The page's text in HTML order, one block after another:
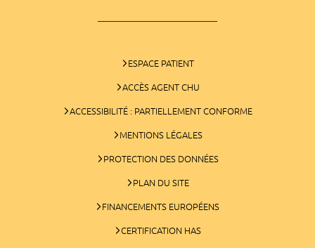
ESPACE PATIENT
ACCÈS AGENT CHU
ACCESSIBILITÉ : PARTIELLEMENT CONFORME
MENTIONS LÉGALES
PROTECTION DES DONNÉES
PLAN DU SITE
FINANCEMENTS EUROPÉENS
CERTIFICATION HAS